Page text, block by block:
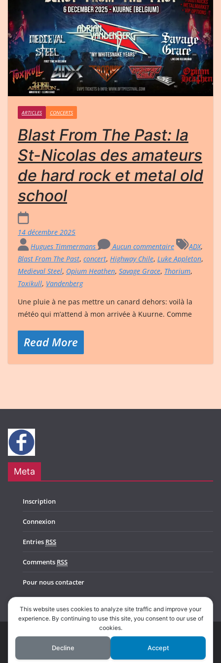
ARTICLES CONCERTS
Blast From The Past: la
St-Nicolas des amateurs
de hard rock et metal old
school
14 décembre 2025
Hugues Timmermans
Aucun commentaire ADX,
Blast From The Past, concert, Highway Chile, Luke Appleton,
Medieval Steel, Opium Heathen, Savage Grace, Thorium,
Toxikull, Vandenberg
Une pluie à ne pas mettre un canard dehors: voilà la
météo qui m’attend à mon arrivée à Kuurne. Comme
Read More
Meta
Inscription
Connexion
Entries RSS
Comments RSS
Pour nous contacter
Copyright © 2026Music In Belgium. All rights reserved.
ColorMag Pro by ThemeGrill. Powered by
This website uses cookies to analyze site traffic and improve your
experience. By continuing to use this site, you consent to our use of
cookies.
Decline Accept